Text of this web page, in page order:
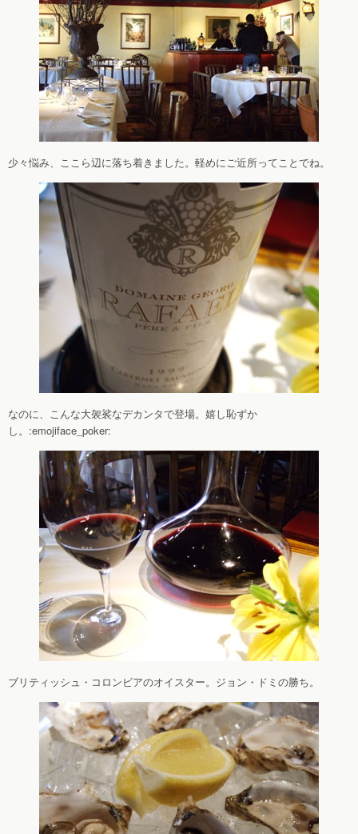
少々悩み、ここら辺に落ち着きました。軽めにご近所ってことでね。
なのに、こんな大袈裟なデカンタで登場。嬉し恥ずか
し。:emojiface_poker:
ブリティッシュ・コロンビアのオイスター。ジョン・ドミの勝ち。